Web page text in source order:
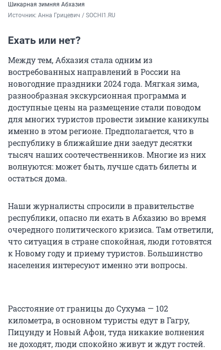
Шикарная зимняя Абхазия
Источник: Анна Грицевич / SOCHI1.RU
Ехать или нет?
Между тем, Абхазия стала одним из
востребованных направлений в России на
новогодние праздники 2024 года. Мягкая зима,
разнообразная экскурсионная программа и
доступные цены на размещение стали поводом
для многих туристов провести зимние каникулы
именно в этом регионе. Предполагается, что в
республику в ближайшие дни заедут десятки
тысяч наших соотечественников. Многие из них
волнуются: может быть, лучше сдать билеты и
остаться дома.
Наши журналисты спросили в правительстве
республики, опасно ли ехать в Абхазию во время
очередного политического кризиса. Там ответили,
что ситуация в стране спокойная, люди готовятся
к Новому году и приему туристов. Большинство
населения интересуют именно эти вопросы.
Расстояние от границы до Сухума — 102
километра, в основном туристы едут в Гагру,
Пицунду и Новый Афон, туда никакие волнения
не доходят, люди спокойно живут и ждут гостей.